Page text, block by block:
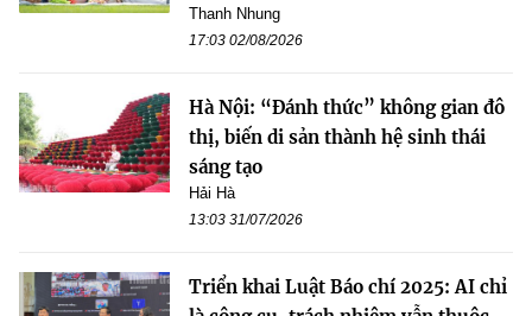
Thanh Nhung
17:03 02/08/2026
Hà Nội: “Đánh thức” không gian đô
thị, biến di sản thành hệ sinh thái
sáng tạo
Hải Hà
13:03 31/07/2026
Triển khai Luật Báo chí 2025: AI chỉ